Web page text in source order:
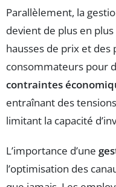
Parallèlement, la
devient de plus en
hausses de prix et
consommateurs pour
contraintes
entraînant des
limitant la capacité
L’importance d’une
l’optimisation des